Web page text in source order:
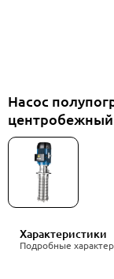
Насос
центробежный
Характеристики
Подробные